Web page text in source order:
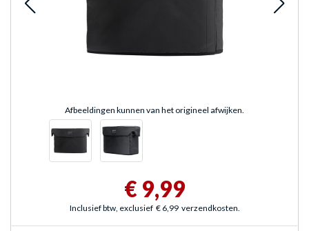
Afbeeldingen kunnen van het origineel afwijken.
€ 9,99
Inclusief btw, exclusief € 6,99 verzendkosten.